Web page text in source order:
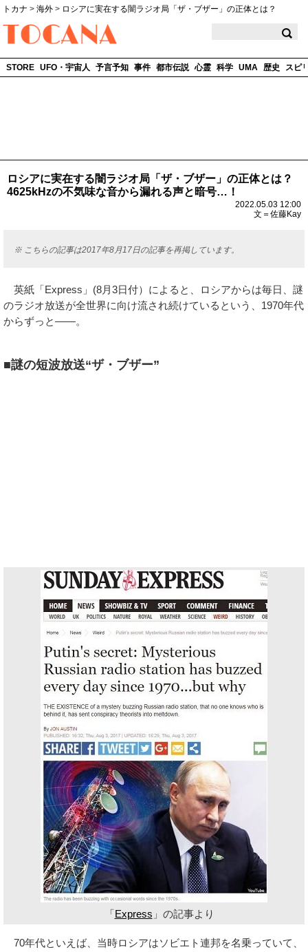
トカナ > 海外 > ロシアに実在する闇ラジオ局「ザ・ブザー」の正体とは？
STORE UFO・宇宙人 予言予知 事件 都市伝説 心霊 科学 UMA 歴史 スピ
ロシアに実在する闇ラジオ局「ザ・ブザー」の正体とは？
4625kHzの不気味な音から漏れる声と暗号…！
2022.05.03 12:00
文＝佐藤Kay
※ こちらの記事は2017年8月17日の記事を再掲しています。
英紙「Express」(8月3日付）によると、ロシアからは毎日、謎
のラジオ放送が全世界に向け流され続けているという、1970年代
からずっと――。
■謎の短波放送“ザ・ブザー”
「Express 」の記事より
70年代といえば、当時ロシアはソビエト連邦を名乗っていて、